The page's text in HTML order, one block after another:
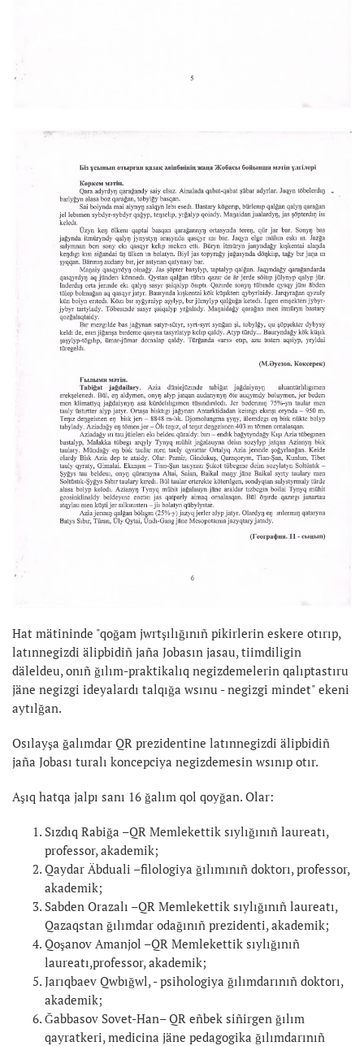
Hat mätininde "qoğam jwrtşılığınıñ pikirlerin eskere otırıp,
latınnegizdi älipbidiñ jaña Jobasın jasau, tiimdiligin
däleldeu, onıñ ğılım-praktikalıq negizdemelerin qalıptastıru
jäne negizgi ideyalardı talqığa wsınu - negizgi mindet" ekeni
aytılğan.
Osılayşa ğalımdar QR prezidentine latınnegizdi älipbidiñ
jaña Jobası turalı koncepciya negizdemesin wsınıp otır.
Aşıq hatqa jalpı sanı 16 ğalım qol qoyğan. Olar:
Sızdıq Rabiğa –QR Memlekettik sıylığınıñ laureatı,
professor, akademik;
Qaydar Äbduali –filologiya ğılımınıñ doktorı, professor,
akademik;
Sabden Orazalı –QR Memlekettik sıylığınıñ laureatı,
Qazaqstan ğılımdar odağınıñ prezidenti, akademik;
Qoşanov Amanjol –QR Memlekettik sıylığınıñ
laureatı,professor, akademik;
Jarıqbaev Qwbığwl, - psihologiya ğılımdarınıñ doktorı,
akademik;
Ğabbasov Sovet-Han– QR eñbek siñirgen ğılım
qayratkeri, medicina jäne pedagogika ğılımdarınıñ